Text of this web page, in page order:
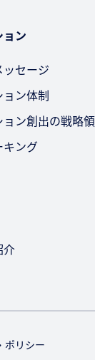
ン
セージ
ン体制
ン創出の戦略
キング
介
ポリシー